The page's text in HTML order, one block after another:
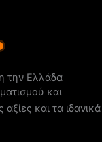
την Ελλάδα
και
αξίες και τα ιδανικά